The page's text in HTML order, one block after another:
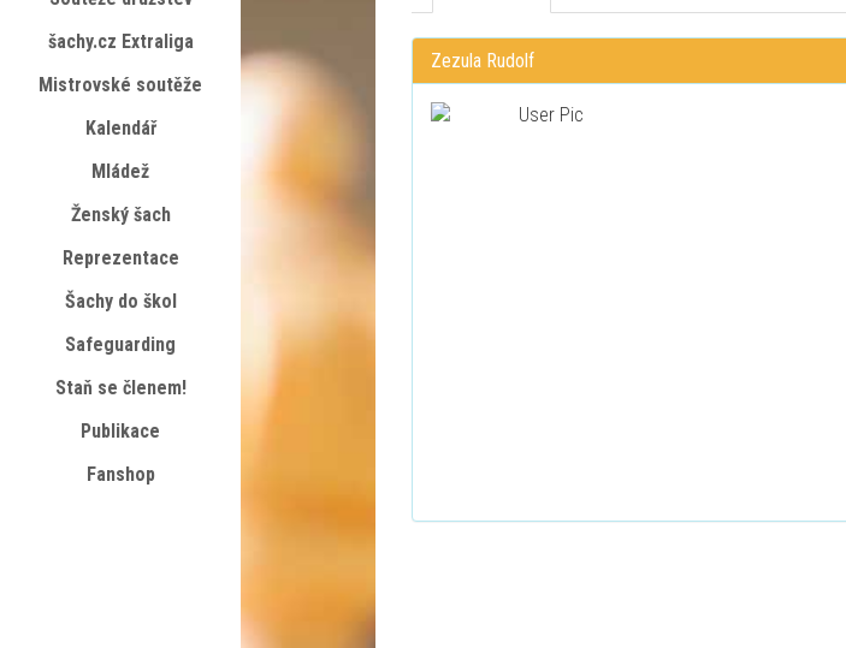
Zezula Rudolf
šachy.cz Extraliga
Mistrovské soutěže
Kalendář
Mládež
Ženský šach
Reprezentace
Šachy do škol
Safeguarding
Staň se členem!
Publikace
Fanshop